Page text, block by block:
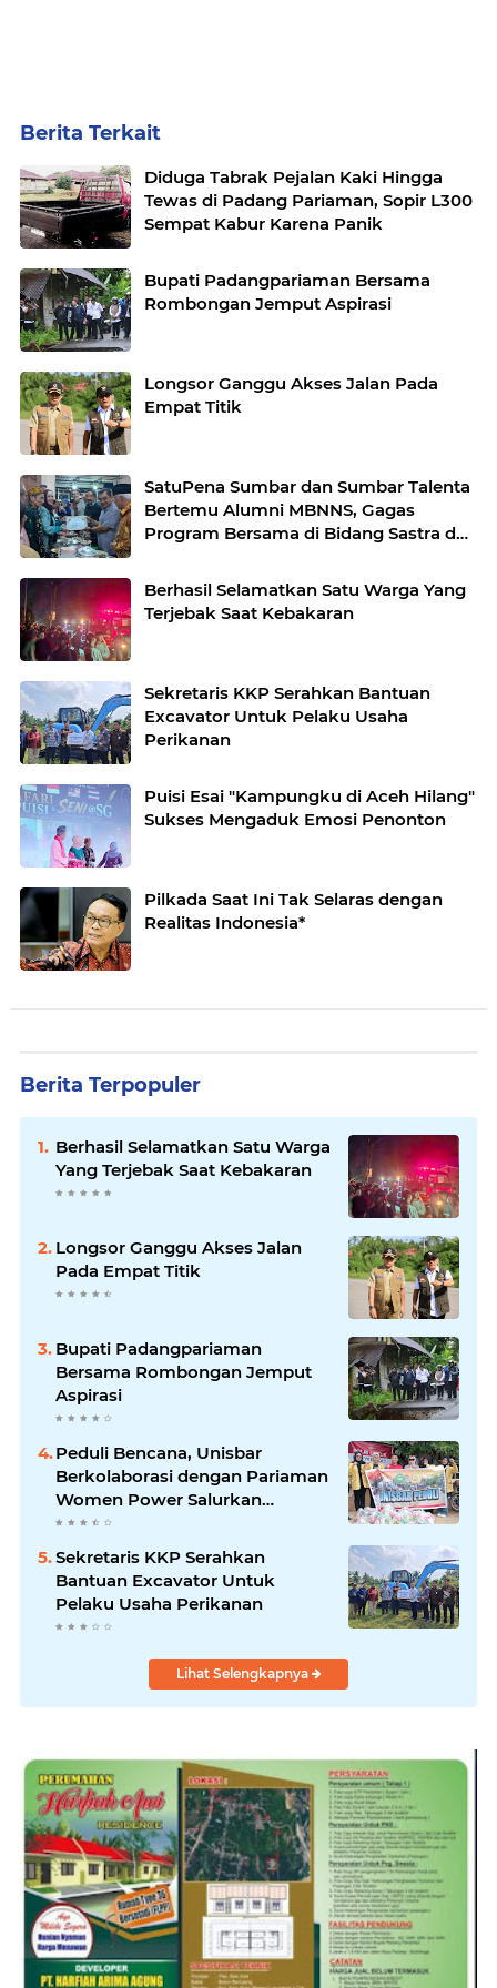
Berita Terkait
Diduga Tabrak Pejalan Kaki Hingga
Tewas di Padang Pariaman, Sopir L300
Sempat Kabur Karena Panik
Bupati Padangpariaman Bersama
Rombongan Jemput Aspirasi
Longsor Ganggu Akses Jalan Pada
Empat Titik
SatuPena Sumbar dan Sumbar Talenta
Bertemu Alumni MBNNS, Gagas
Program Bersama di Bidang Sastra dan
Berhasil Selamatkan Satu Warga Yang
Terjebak Saat Kebakaran
Sekretaris KKP Serahkan Bantuan
Excavator Untuk Pelaku Usaha
Perikanan
Puisi Esai "Kampungku di Aceh Hilang"
Sukses Mengaduk Emosi Penonton
Pilkada Saat Ini Tak Selaras dengan
Realitas Indonesia*
Berita Terpopuler
Berhasil Selamatkan Satu Warga
Yang Terjebak Saat Kebakaran
Longsor Ganggu Akses Jalan
Pada Empat Titik
Bupati Padangpariaman
Bersama Rombongan Jemput
Aspirasi
Peduli Bencana, Unisbar
Berkolaborasi dengan Pariaman
Women Power Salurkan
Bantuan untuk Korban Banjir di
Padang
Sekretaris KKP Serahkan
Bantuan Excavator Untuk
Pelaku Usaha Perikanan
Lihat Selengkapnya